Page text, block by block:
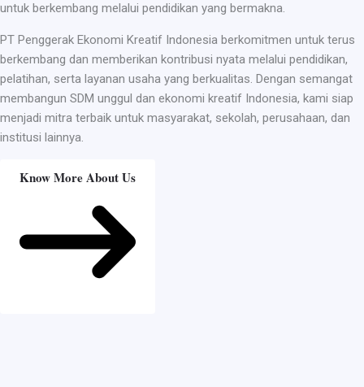
untuk berkembang melalui pendidikan yang bermakna.
PT Penggerak Ekonomi Kreatif Indonesia berkomitmen untuk terus
berkembang dan memberikan kontribusi nyata melalui pendidikan,
pelatihan, serta layanan usaha yang berkualitas. Dengan semangat
membangun SDM unggul dan ekonomi kreatif Indonesia, kami siap
menjadi mitra terbaik untuk masyarakat, sekolah, perusahaan, dan
institusi lainnya.
Know More About Us